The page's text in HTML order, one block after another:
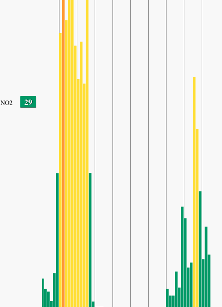
NO2 29